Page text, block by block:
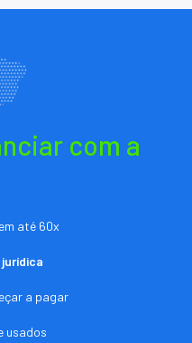
com a
até 60x
a pagar
usados